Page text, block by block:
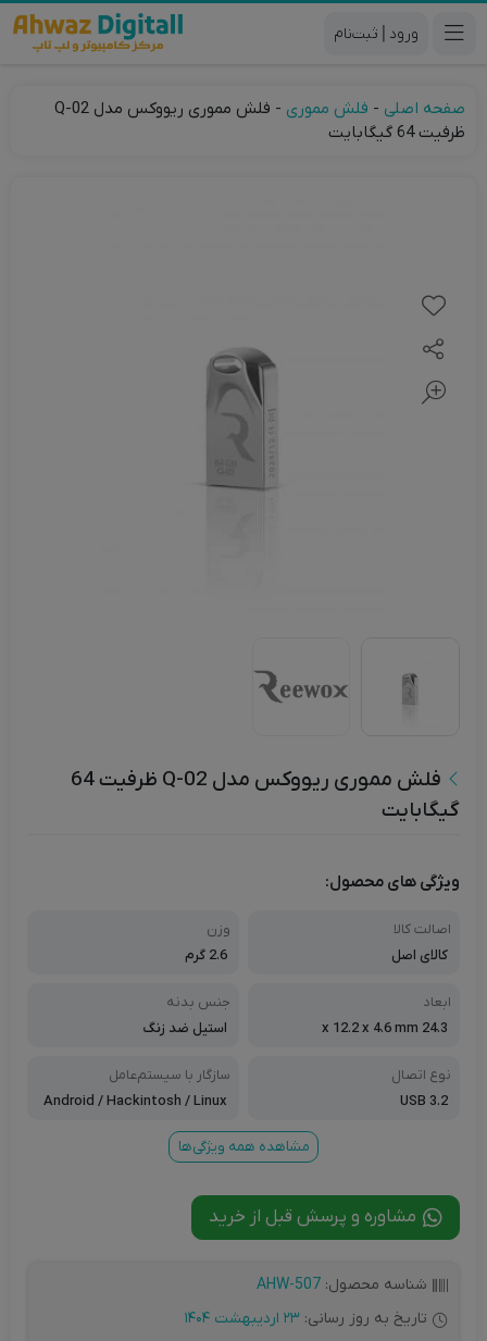
|
صفحه اصلی - فلش مموری -
فلش مموری ریووکس مدل Q-02
ظرفیت 64 گیگابایت
فلش مموری ریووکس مدل Q-02 ظرفیت 64
گیگابایت
ویژگی های محصول:
اصالت کالا
کالای اصل
وزن
2.6 گرم
ابعاد
24.3 x 12.2 x 4.6 mm
جنس بدنه
استیل ضد زنگ
نوع اتصال
USB 3.2
سازگار با سیستم‌عامل‌
Android / Hackintosh / Linux
ndows ۷ / Windows ۸.۱مشاهده همه ویژگی‌ها
مشاوره و پرسش قبل از خرید
شناسه محصول: AHW-507
تاریخ به روز رسانی: 23 اردیبهشت 1404